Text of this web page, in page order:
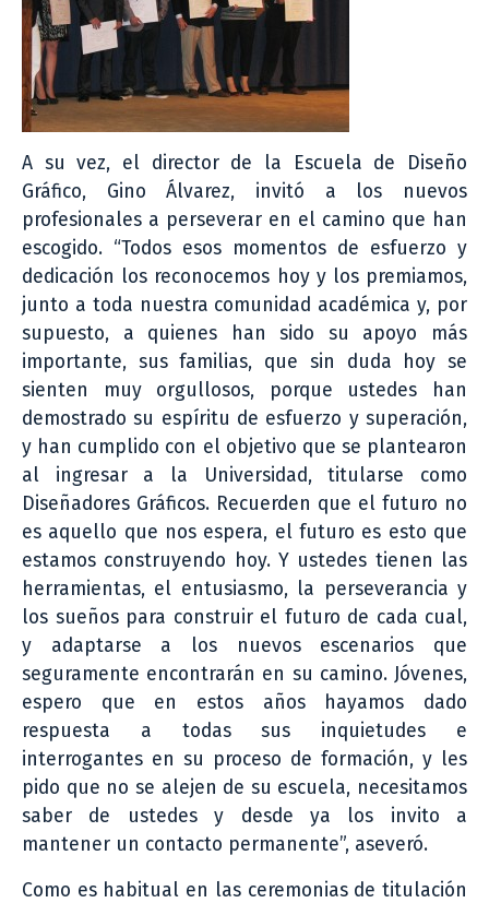
A su vez, el director de la Escuela de Diseño
Gráfico, Gino Álvarez, invitó a los nuevos
profesionales a perseverar en el camino que han
escogido. “Todos esos momentos de esfuerzo y
dedicación los reconocemos hoy y los premiamos,
junto a toda nuestra comunidad académica y, por
supuesto, a quienes han sido su apoyo más
importante, sus familias, que sin duda hoy se
sienten muy orgullosos, porque ustedes han
demostrado su espíritu de esfuerzo y superación,
y han cumplido con el objetivo que se plantearon
al ingresar a la Universidad, titularse como
Diseñadores Gráficos. Recuerden que el futuro no
es aquello que nos espera, el futuro es esto que
estamos construyendo hoy. Y ustedes tienen las
herramientas, el entusiasmo, la perseverancia y
los sueños para construir el futuro de cada cual,
y adaptarse a los nuevos escenarios que
seguramente encontrarán en su camino. Jóvenes,
espero que en estos años hayamos dado
respuesta a todas sus inquietudes e
interrogantes en su proceso de formación, y les
pido que no se alejen de su escuela, necesitamos
saber de ustedes y desde ya los invito a
mantener un contacto permanente”, aseveró.
Como es habitual en las ceremonias de titulación